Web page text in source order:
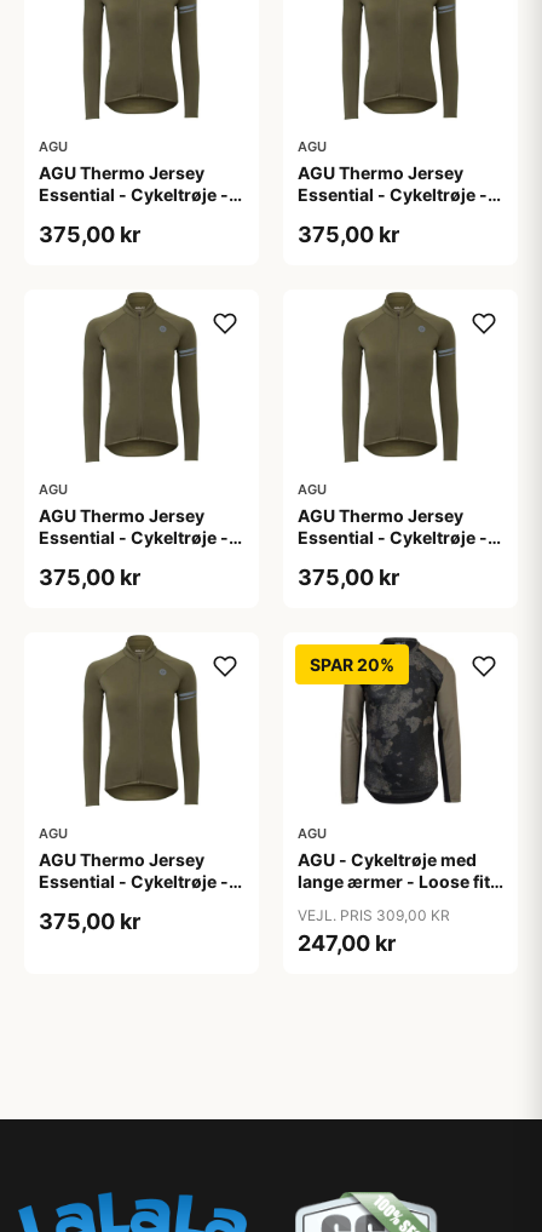
AGU
AGU Thermo Jersey
Essential - Cykeltrøje -
L
375,00 kr
AGU
AGU Thermo Jersey
Essential - Cykeltrøje -
M
375,00 kr
AGU
AGU Thermo Jersey
Essential - Cykeltrøje -
S
375,00 kr
AGU
AGU Thermo Jersey
Essential - Cykeltrøje -
XL
375,00 kr
AGU
AGU Thermo Jersey
Essential - Cykeltrøje -
XXL
375,00 kr
SPAR 20%
AGU
AGU - Cykeltrøje med
lange ærmer - Loose fit -
VEJL. PRIS 309,00 KR
247,00 kr